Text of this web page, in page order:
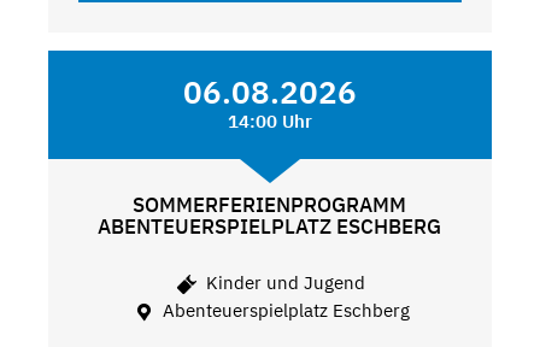
06.08.2026
14:00 Uhr
SOMMERFERIENPROGRAMM
ABENTEUERSPIELPLATZ ESCHBERG
Kinder und Jugend
Abenteuerspielplatz Eschberg